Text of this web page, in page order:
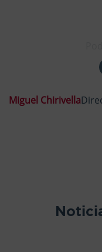
Miguel Chirivella